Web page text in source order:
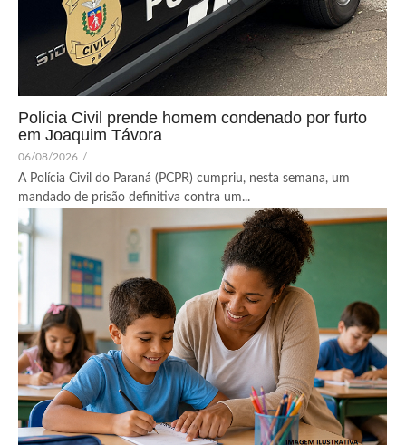
Polícia Civil prende homem condenado por furto
em Joaquim Távora
06/08/2026 /
A Polícia Civil do Paraná (PCPR) cumpriu, nesta semana, um
mandado de prisão definitiva contra um...